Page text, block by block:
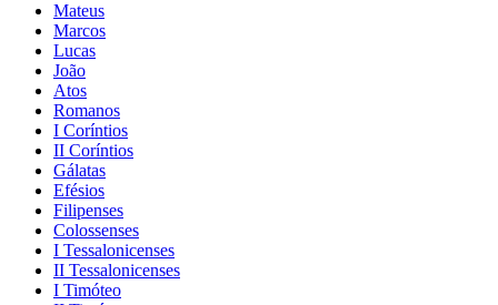
Mateus
Marcos
Lucas
João
Atos
Romanos
I Coríntios
II Coríntios
Gálatas
Efésios
Filipenses
Colossenses
I Tessalonicenses
II Tessalonicenses
I Timóteo